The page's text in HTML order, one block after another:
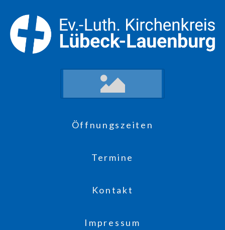
Öffnungszeiten
Termine
Kontakt
Impressum